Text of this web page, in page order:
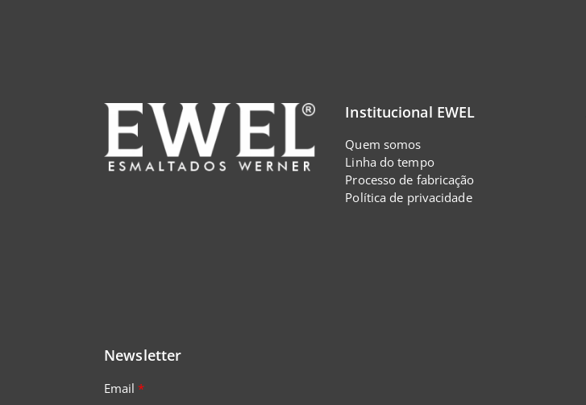
Institucional EWEL
Quem somos
Linha do tempo
Processo de fabricação
Política de privacidade
Newsletter
Email*